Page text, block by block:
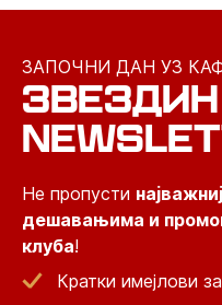
ЗАПОЧНИ ДАН УЗ
ЗВЕЗДИН
Не пропусти
дешавањима и
клуба!
Кратки имејлови